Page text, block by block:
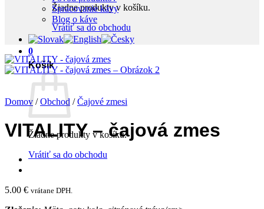
Žiadne produkty v košíku.
Vrátiť sa do obchodu
0
Košík
Žiadne produkty v košíku.
Vrátiť sa do obchodu
Spracovanie kávy
Blog o káve
Domov / Obchod / Čajové zmesi
VITALITY – čajová zmes
5.00 € vrátane DPH.